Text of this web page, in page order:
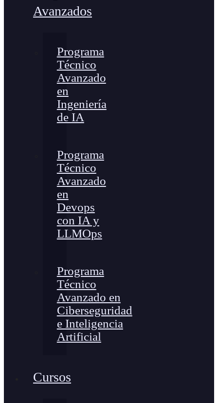
Avanzados
Programa
Técnico
Avanzado
en
Ingeniería
de IA
Programa
Técnico
Avanzado
en
Devops
con IA y
LLMOps
Programa
Técnico
Avanzado en
Ciberseguridad
e Inteligencia
Artificial
Cursos